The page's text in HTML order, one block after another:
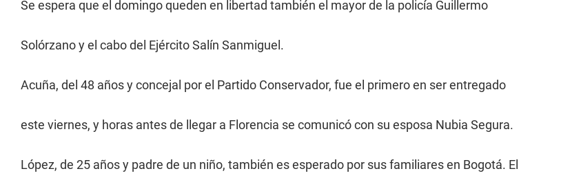
Se espera que el domingo queden en libertad también el mayor de la policía Guillermo
Solórzano y el cabo del Ejército Salín Sanmiguel.
Acuña, del 48 años y concejal por el Partido Conservador, fue el primero en ser entregado
este viernes, y horas antes de llegar a Florencia se comunicó con su esposa Nubia Segura.
López, de 25 años y padre de un niño, también es esperado por sus familiares en Bogotá. El